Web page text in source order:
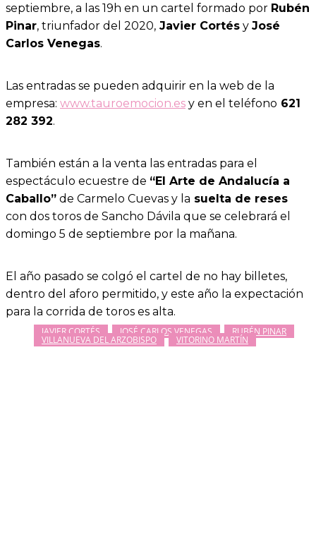
septiembre, a las 19h en un cartel formado por Rubén
Pinar, triunfador del 2020, Javier Cortés y José
Carlos Venegas.
Las entradas se pueden adquirir en la web de la
empresa: www.tauroemocion.es y en el teléfono 621
282 392.
También están a la venta las entradas para el
espectáculo ecuestre de “El Arte de Andalucía a
Caballo” de Carmelo Cuevas y la suelta de reses
con dos toros de Sancho Dávila que se celebrará el
domingo 5 de septiembre por la mañana.
El año pasado se colgó el cartel de no hay billetes,
dentro del aforo permitido, y este año la expectación
para la corrida de toros es alta.
JAVIER CORTÉS JOSÉ CARLOS VENEGAS RUBÉN PINAR
VILLANUEVA DEL ARZOBISPO VITORINO MARTÍN